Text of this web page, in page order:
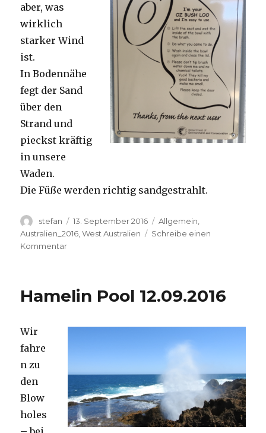
aber, was
wirklich
starker Wind
ist.
In Bodennähe
fegt der Sand
über den
Strand und
pieckst kräftig
in unsere
Waden.
Die Füße werden richtig sandgestrahlt.
Autor
stefan
Veröffentlicht
am
13. September 2016 Kategorien
Allgemein
Australien_2016 ,West Australien
Schreibe einen
Kommentarzu
Hamelin Pool 12.09.2016
Wir
fahre
n zu
den
Blow
holes